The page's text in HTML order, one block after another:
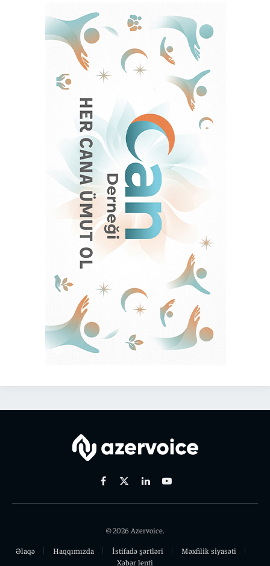
Facebook
X
LinkedinYoutube
© 2026 Azervoice.
Əlaqə
Haqqımızda İstifadə şərtləri
Məxfilik siyasəti
Xəbər lenti